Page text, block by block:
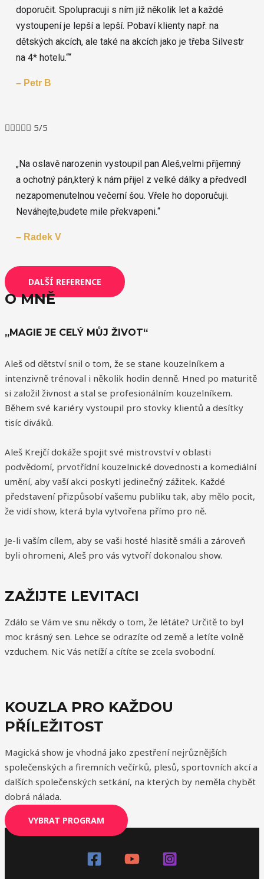
doporučit. Spolupracuji s ním již několik let a každé
vystoupení je lepší a lepší. Pobaví klienty např. na
dětských akcích, ale také na akcích jako je třeba Silvestr
na 4* hotelu.“
– Petr B
 5/5
„Na oslavě narozenin vystoupil pan Aleš,velmi příjemný
a ochotný pán,který k nám přijel z velké dálky a předvedl
nezapomenutelnou večerní šou. Vřele ho doporučuji.
Neváhejte,budete mile překvapeni.“
– Radek V
DALŠÍ REFERENCE
O MNĚ
„MAGIE JE CELÝ MŮJ ŽIVOT“
Aleš od dětství snil o tom, že se stane kouzelníkem a
intenzivně trénoval i několik hodin denně. Hned po maturitě
si založil živnost a stal se profesionálním kouzelníkem.
Během své kariéry vystoupil pro stovky klientů a desítky
tisíc diváků.
Aleš Krejčí dokáže spojit své mistrovství v oblasti
podvědomí, prvotřídní kouzelnické dovednosti a komediální
umění, aby vaší akci poskytl jedinečný zážitek. Každé
představení přizpůsobí vašemu publiku tak, aby mělo pocit,
že vidí show, která byla vytvořena přímo pro ně.
Je-li vaším cílem, aby se vaši hosté hlasitě smáli a zároveň
byli ohromeni, Aleš pro vás vytvoří dokonalou show.
ZAŽIJTE LEVITACI
Zdálo se Vám ve snu někdy o tom, že létáte? Určitě to byl
moc krásný sen. Lehce se odrazíte od země a letíte volně
vzduchem. Nic Vás netíží a cítíte se zcela svobodní.
KOUZLA PRO KAŽDOU
PŘÍLEŽITOST
Magická show je vhodná jako zpestření nejrůznějších
společenských a firemních večírků, plesů, sportovních akcí a
dalších společenských setkání, na kterých by neměla chybět
dobrá nálada.
VYBRAT PROGRAM